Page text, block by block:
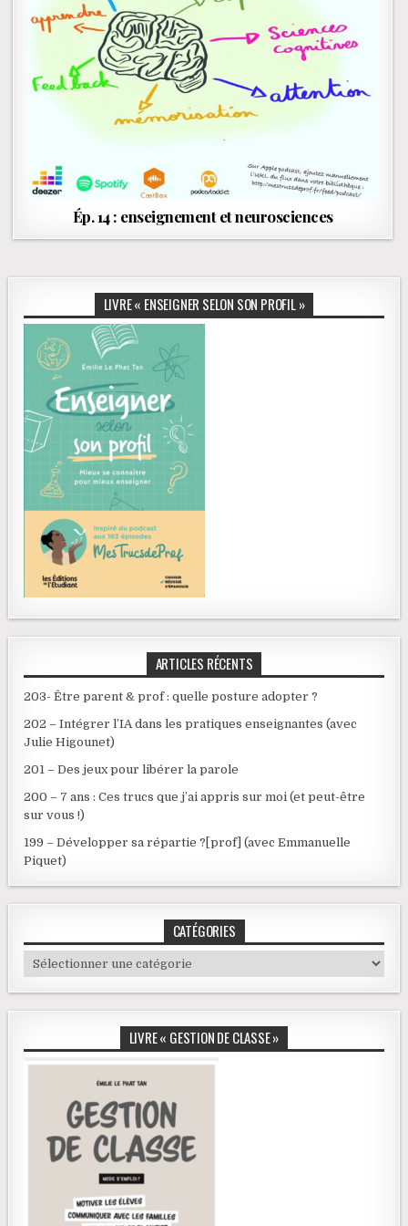
Ép. 14 : enseignement et neurosciences
LIVRE « ENSEIGNER SELON SON PROFIL »
ARTICLES RÉCENTS
203- Être parent & prof : quelle posture adopter ?
202 – Intégrer l’IA dans les pratiques enseignantes (avec
Julie Higounet)
201 – Des jeux pour libérer la parole
200 – 7 ans : Ces trucs que j’ai appris sur moi (et peut-être
sur vous !)
199 – Développer sa répartie ?[prof] (avec Emmanuelle
Piquet)
CATÉGORIES
Catégories
LIVRE « GESTION DE CLASSE »